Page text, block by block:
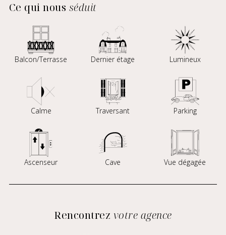
Ce qui nous séduit
Balcon/Terrasse Dernier étage Lumineux
Calme Traversant Parking
Ascenseur Cave Vue dégagée
Rencontrez votre agence